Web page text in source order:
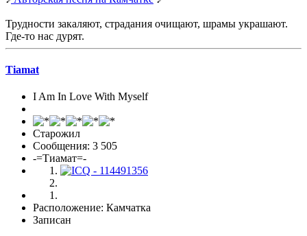
Трудности закаляют, страдания очищают, шрамы украшают.
Где-то нас дурят.
Tiamat
I Am In Love With Myself
Старожил
Сообщения: 3 505
-=Тиамат=-
Расположение: Камчатка
Записан